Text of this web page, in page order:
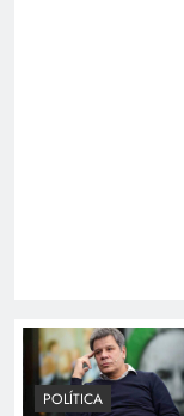
POLÍTICA